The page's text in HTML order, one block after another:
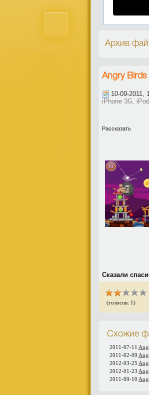
Архив
Angry Birds
10-09-
iPhone 3G,
Рассказать
Сказали
(голосов: 1)
Схожие
2011-07-11
2011-02-09
2012-03-25
2012-01-23
2011-09-10